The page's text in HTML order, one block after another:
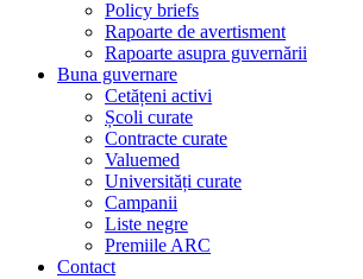
Policy briefs
Rapoarte de avertisment
Rapoarte asupra guvernării
Buna guvernare
Cetățeni activi
Școli curate
Contracte curate
Valuemed
Universități curate
Campanii
Liste negre
Premiile ARC
Contact